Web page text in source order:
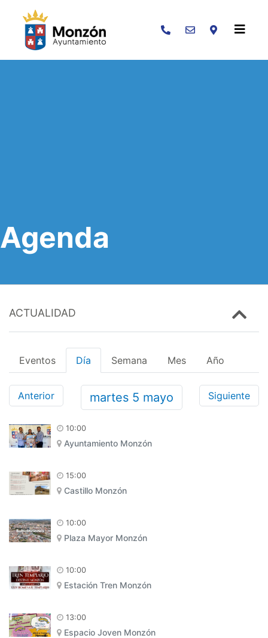
Buscar
Agenda
ACTUALIDAD
Eventos Día Semana Mes Año
Anterior martes 5 mayo Siguiente
10:00
Ayuntamiento Monzón
15:00
Castillo Monzón
10:00
Plaza Mayor Monzón
10:00
Estación Tren Monzón
13:00
Espacio Joven Monzón